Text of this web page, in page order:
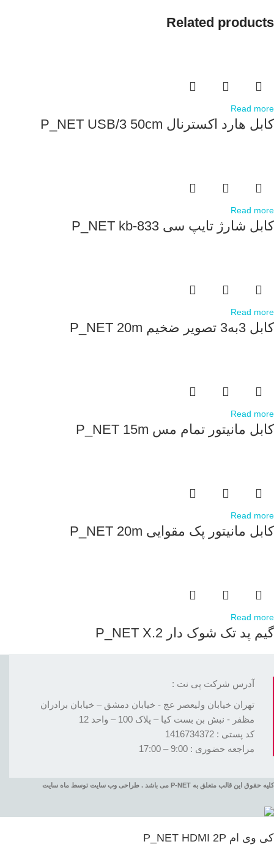
Related products
Read more
کابل هارد اکسترنال P_NET USB/3 50cm
Read more
کابل شارژ تایپ سی P_NET kb-833
Read more
کابل 3به3 تصویر ضخیم P_NET 20m
Read more
کابل مانیتور تمام مس P_NET 15m
Read more
کابل مانیتور پک مقوایی P_NET 20m
Read more
گیم پد تک شوک دار P_NET X.2
آدرس شرکت پی نت :
تهران خیابان ولیعصر عج - خیابان دمشق – خیابان برادران
مظفر - نبش بن بست کیا – پلاک 100 – واحد 12
کد پستی : 1416734372
مراجعه حضوری : 9:00 – 17:00
کلیه حقوق این قالب متعلق به P-NET می باشد . طراحی وب سایت توسط ماه سایت
کی وی ام P_NET HDMI 2P